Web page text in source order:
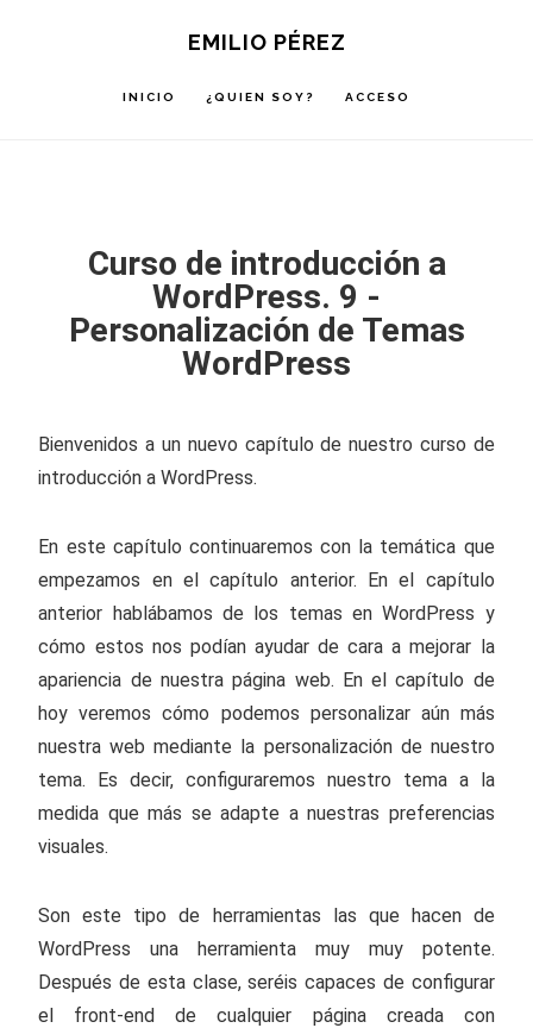
principal
EMILIO PÉREZ
INICIO ¿QUIEN SOY? ACCESO
Curso de introducción a
WordPress. 9 -
Personalización de Temas
WordPress
Bienvenidos a un nuevo capítulo de nuestro curso de
introducción a WordPress.
En este capítulo continuaremos con la temática que
empezamos en el capítulo anterior. En el capítulo
anterior hablábamos de los temas en WordPress y
cómo estos nos podían ayudar de cara a mejorar la
apariencia de nuestra página web. En el capítulo de
hoy veremos cómo podemos personalizar aún más
nuestra web mediante la personalización de nuestro
tema. Es decir, configuraremos nuestro tema a la
medida que más se adapte a nuestras preferencias
visuales.
Son este tipo de herramientas las que hacen de
WordPress una herramienta muy muy potente.
Después de esta clase, seréis capaces de configurar
el front-end de cualquier página creada con